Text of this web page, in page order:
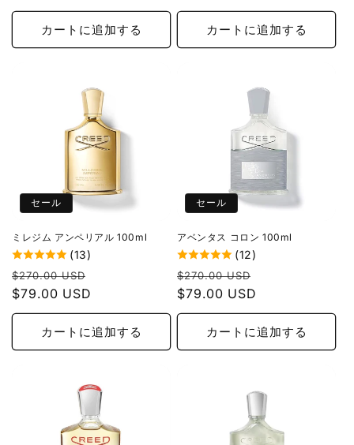
価
ル
価
格
カートに追加する
格
格
カートに追加する
セール
ミレジム アンペリアル 100ml
(13)
通
常
価
$270.00 USD
ル
価
格
$79.00 USD
カートに追加する
セール
アベンタス コロン 100ml
(12)
通
常
価
$270.00 USD
ル
価
格
$79.00 USD
カートに追加する